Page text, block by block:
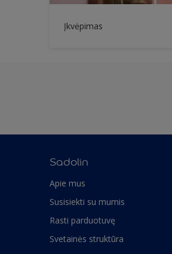
Įkvėpimas
Sadolin
Apie mus
Susisiekti su mumis
Rasti parduotuvę
Svetainės struktūra